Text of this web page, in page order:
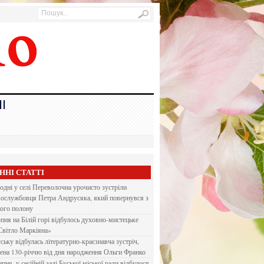
СТАТТІ
у селі Переволочна урочисто зустріли
Петра Андрусяка, який повернувся з
полону
на Білій горі відбулось духовно-мистецьке
Маркіяна»
відбулась літературно-краєзнавча зустріч,
130-річчю від дня народження Ольги Франко